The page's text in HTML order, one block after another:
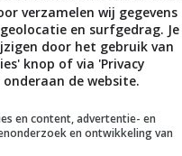
verzamelen wij gegevens
en surfgedrag. Je
door het gebruik van
knop of via 'Privacy
de website.
en content, advertentie- en
en ontwikkeling van